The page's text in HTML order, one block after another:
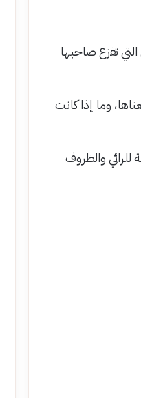
تفزع صاحبها
وما إذا كانت
والظروف